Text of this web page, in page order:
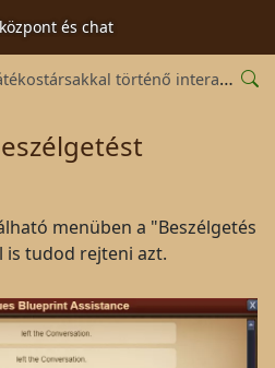
és chat
történő interakciók
menüben a "Beszélgetés
is tudod rejteni azt.